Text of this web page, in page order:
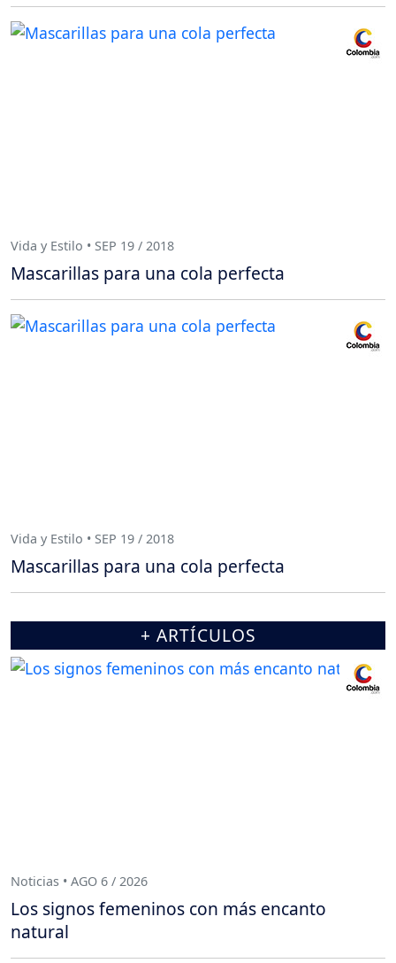
Vida y Estilo • SEP 19 / 2018
Mascarillas para una cola perfecta
Vida y Estilo • SEP 19 / 2018
Mascarillas para una cola perfecta
+ ARTÍCULOS
Noticias • AGO 6 / 2026
Los signos femeninos con más encanto
natural